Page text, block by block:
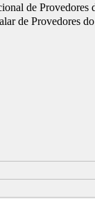
de Provedores
de Provedores